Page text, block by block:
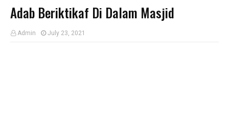
Adab Beriktikaf Di Dalam Masjid
Admin July 23, 2021